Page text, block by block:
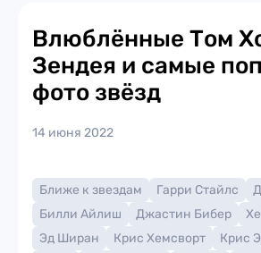
Влюблённые Том
Зендея и самые
фото звёзд
14 июня 2022
Ближе к звездам Гарри Стайлс
Билли Айлиш
Джастин Бибер
Эд Ширан
Крис Хемсворт Крис